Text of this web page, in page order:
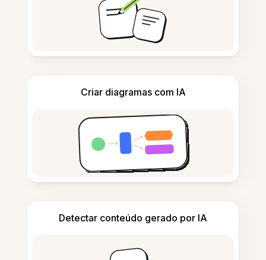
Criar diagramas com IA
Detectar conteúdo gerado por IA